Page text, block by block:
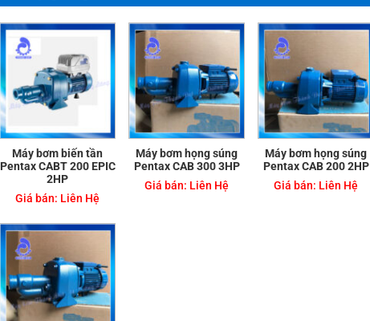
Máy bơm biến tần
Pentax CABT 200 EPIC
2HP
Giá bán: Liên Hệ
Máy bơm họng súng
Pentax CAB 300 3HP
Giá bán: Liên Hệ
Máy bơm họng súng
Pentax CAB 200 2HP
Giá bán: Liên Hệ